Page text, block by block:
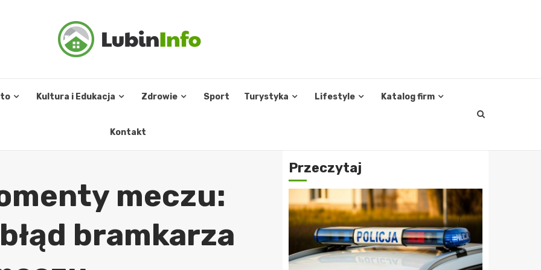
Kultura i Edukacja Zdrowie Sport Turystyka Lifestyle Katalog firm
Kontakt
meczu:
bramkarza
Przeczytaj